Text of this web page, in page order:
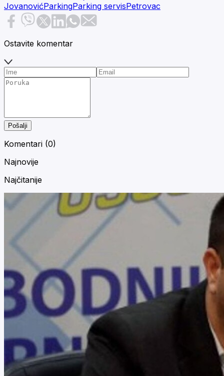
JovanovićParkingParking servisPetrovac
Ostavite komentar
Pošalji
Komentari (0)
Najnovije
Najčitanije